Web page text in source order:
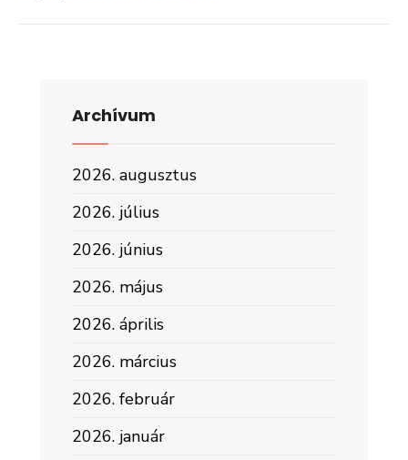
Archívum
2026. augusztus
2026. július
2026. június
2026. május
2026. április
2026. március
2026. február
2026. január